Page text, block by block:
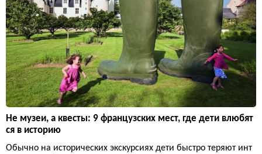
Не музеи, а квесты: 9 французских мест, где дети влюбят
ся в историю
Обычно на исторических экскурсиях дети быстро теряют инт